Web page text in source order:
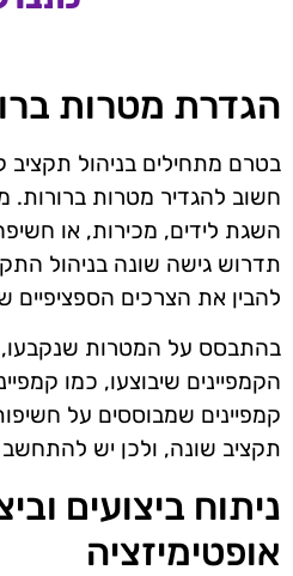
הגדרת מטרות
בטרם מתחילים בניהול תקציב
חשוב להגדיר מטרות ברורות.
השגת לידים, מכירות, או
תדרוש גישה שונה בניהול
להבין את הצרכים
בהתבסס על המטרות שנקבעו,
קמפיינים שמבוססים על
תקציב שונה, ולכן יש
ניתוח ביצועים
אופטימיזציה